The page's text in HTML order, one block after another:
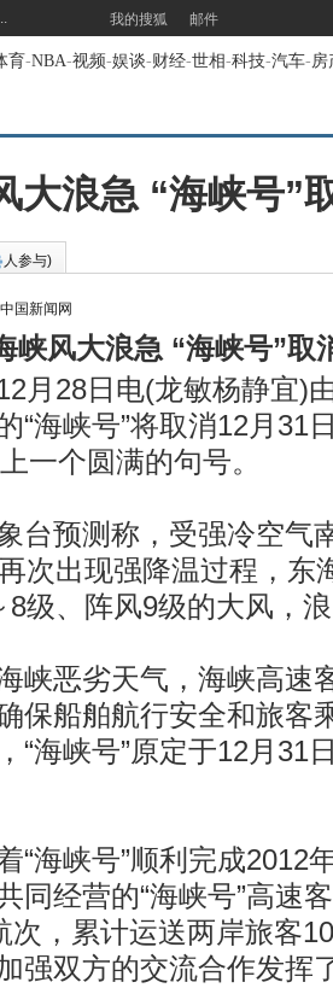
我的搜狐 邮件
育-NBA-视频-娱谈-财经-世相-科技-汽车-房
大浪急 “海峡号”
人参与)
中国新闻网
峡风大浪急 “海峡号”取
28日电(龙敏杨静宜)
“海峡号”将取消12月31
一个圆满的句号。
预测称，受强冷空气
次出现强降温过程，东
8级、阵风9级的大风，
恶劣天气，海峡高速
保船舶航行安全和旅客
“海峡号”原定于12月31
峡号”顺利完成2012
同经营的“海峡号”高速
次，累计运送两岸旅客
强双方的交流合作发挥